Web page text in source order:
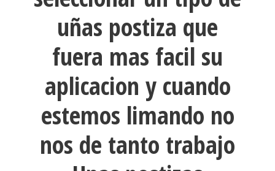
uñas postiza que
fuera mas facil su
aplicacion y cuando
estemos limando no
nos de tanto trabajo